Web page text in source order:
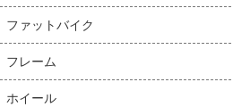
ファットバイク
フレーム
ホイール